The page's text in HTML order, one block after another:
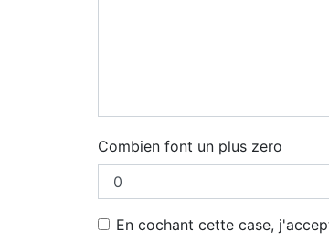
Combien font un plus zero
En cochant cette case,